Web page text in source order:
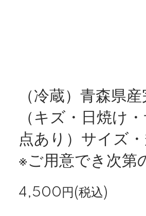
（冷蔵）青森県
（キズ・日焼け
点あり）サイズ
※ご用意でき次第
4,500円(税込)